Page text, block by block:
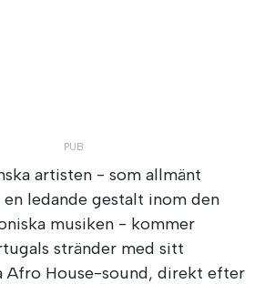
artisten - som allmänt
ledande gestalt inom den
musiken - kommer
stränder med sitt
Afro House-sound, direkt efter